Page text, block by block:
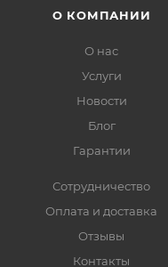
О КОМПАНИИ
О нас
Услуги
Новости
Блог
Гарантии
Сотрудничество
Оплата и доставка
Отзывы
Контакты